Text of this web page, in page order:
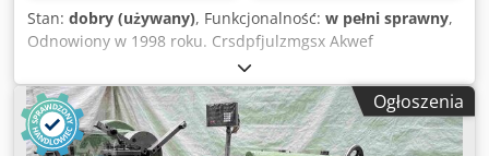
Stan: dobry (używany), Funkcjonalność: w pełni sprawny,
Odnowiony w 1998 roku. Crsdpfjulzmgsx Akwef
Ogłoszenia